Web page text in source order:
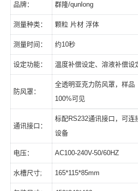
品牌： 群隆/qunlong
测量种类： 颗粒 片材 浮体
测量时间： 约10秒
设定功能： 温度补偿设定、溶液补偿设
防风罩：
全透明亚克力防风罩，样品
100%可见
通讯接口：
标配RS232通讯接口，可连
设备
电压： AC100-240V-50/60HZ
水槽尺寸; 165*115*85mm